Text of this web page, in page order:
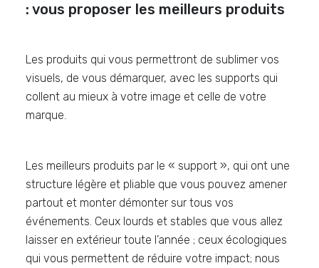
: vous proposer les meilleurs produits
Les produits qui vous permettront de sublimer vos
visuels, de vous démarquer, avec les supports qui
collent au mieux à votre image et celle de votre
marque.
Les meilleurs produits par le « support », qui ont une
structure légère et pliable que vous pouvez amener
partout et monter démonter sur tous vos
événements. Ceux lourds et stables que vous allez
laisser en extérieur toute l’année ; ceux écologiques
qui vous permettent de réduire votre impact; nous